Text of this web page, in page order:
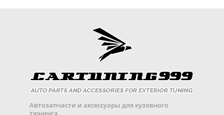
Автозапчасти и аксессуары для кузовного
тюнинга